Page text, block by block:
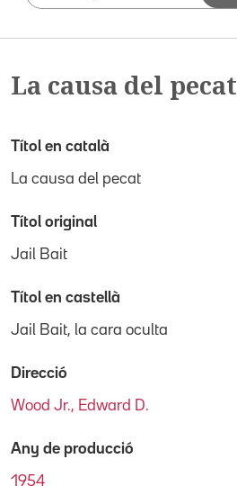
La causa del pecat
Títol en català
La causa del pecat
Títol original
Jail Bait
Títol en castellà
Jail Bait, la cara oculta
Direcció
Wood Jr., Edward D.
Any de producció
1954